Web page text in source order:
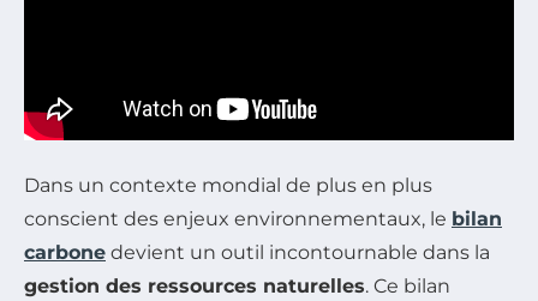
Dans un contexte mondial de plus en plus
conscient des enjeux environnementaux, le bilan
carbone devient un outil incontournable dans la
gestion des ressources naturelles. Ce bilan